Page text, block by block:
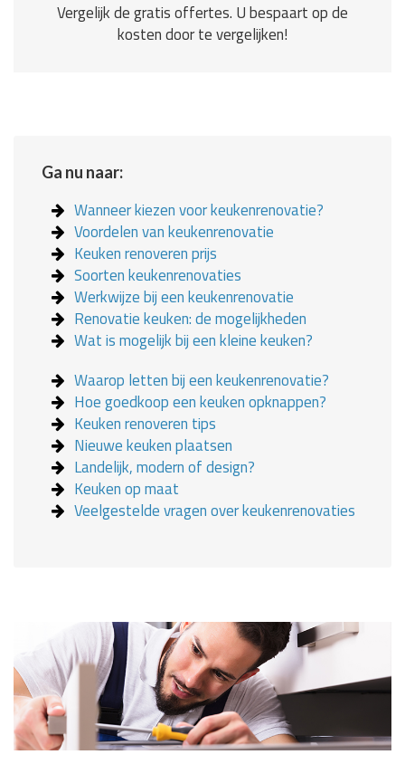
Vergelijk de gratis offertes. U bespaart op de
kosten door te vergelijken!
Ga nu naar:
Wanneer kiezen voor keukenrenovatie?
Voordelen van keukenrenovatie
Keuken renoveren prijs
Soorten keukenrenovaties
Werkwijze bij een keukenrenovatie
Renovatie keuken: de mogelijkheden
Wat is mogelijk bij een kleine keuken?
Waarop letten bij een keukenrenovatie?
Hoe goedkoop een keuken opknappen?
Keuken renoveren tips
Nieuwe keuken plaatsen
Landelijk, modern of design?
Keuken op maat
Veelgestelde vragen over keukenrenovaties